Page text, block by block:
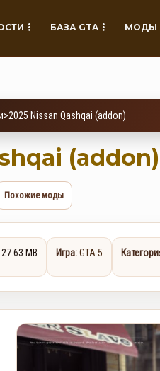
БАЗА GTA МОДЫ
>2025 Nissan Qashqai (addon)
(addon)
Похожие моды
MB Игра:GTA 5